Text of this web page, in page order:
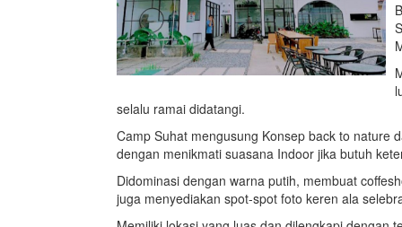
selalu ramai didatangi.
Camp Suhat mengusung Konsep back to nature
dengan menikmati suasana Indoor jika butuh
Didominasi dengan warna putih, membuat
juga menyediakan spot-spot foto keren ala